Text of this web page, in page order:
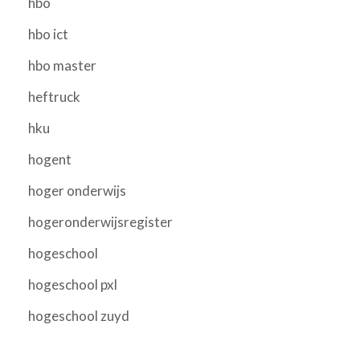
hbo ict
hbo master
heftruck
hku
hogent
hoger onderwijs
hogeronderwijsregister
hogeschool
hogeschool pxl
hogeschool zuyd